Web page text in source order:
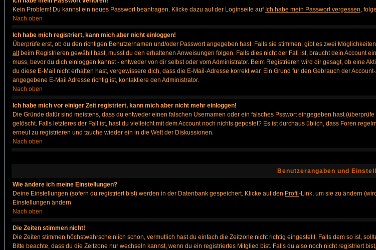
Kein Problem! Du kannst ein neues Passwort beantragen. Klicke dazu auf der Loginseite auf Ich habe mein Passwort vergessen,
Nach oben
Ich habe mich registriert, kann mich aber nicht einloggen!
Überprüfe erst, ob du den richtigen Benutzernamen und/oder Passwort angegeben hast. Falls sie stimmen, gibt es zwei
altbeim Registrieren gewählt hast, musst du den erhaltenen Anweisungen folgen. Falls dies nicht der Fall ist, braucht dein Account
muss, bevor du dich einloggen kannst - entweder von dir selbst oder vom Administrator. Beim Registrieren wird dir gesagt, ob eine
du diese E-Mail nicht erhalten hast, vergewissere dich, dass die E-Mail-Adresse korrekt war. Ein Grund für den Gebrauch der
angegebene E-Mail Adresse richtig ist, kontaktiere den Administrator.
Nach oben
Ich habe mich vor einiger Zeit registriert, kann mich aber nicht mehr einloggen!
Die Gründe dafür sind meistens, dass du entweder einen falschen Usernamen oder ein falsches Psswort eingegeben hast
gelöscht. Falls letzteres der Fall ist, hast du vielleicht mit dem Account noch nichts gepostet? Es ist durchaus üblich, dass Foren
erneut zu registrieren und tauche wieder ein in die Welt der Diskussionen.
Nach oben
Benutzerangaben und
Wie ändere ich meine Einstellungen?
Deine Einstellungen (sofern du registriert bist) werden in der Datenbank gespeichert. Klicke auf den Profil -Link, um sie zu ändern
Einstellungen ändern
Nach oben
Die Zeiten stimmen nicht!
Die Zeiten stimmen höchstwahrscheinlich schon, vermutlich hast du einfach die Zeitzone nicht richtig eingestellt. Falls dem so ist,
Bitte beachte, dass du die Zeitzone nur wechseln kannst, wenn du ein registriertes Mitglied bist. Falls du also noch nicht registriert